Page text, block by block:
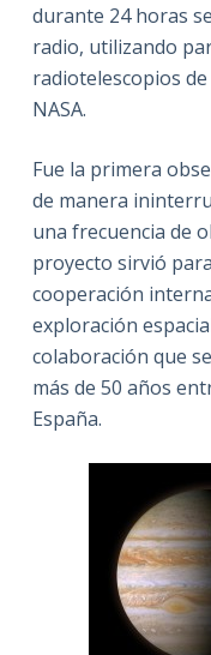
durante 24 horas
radio, utilizando
radiotelescopios
NASA.
Fue la primera
de manera
una frecuencia de
proyecto sirvió
cooperación
exploración
colaboración que
más de 50 años
España.